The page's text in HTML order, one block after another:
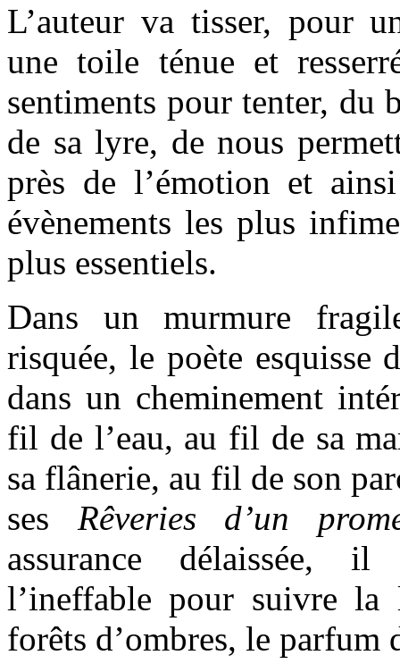
L’auteur va tisser, pour
une toile ténue et
sentiments pour tenter, du
de sa lyre, de nous
près de l’émotion et
évènements les plus
plus essentiels.
Dans un murmure
risquée, le poète esquisse
dans un cheminement
fil de l’eau, au fil de sa
sa flânerie, au fil de son
ses Rêveries d’un
assurance délaissée,
l’ineffable pour suivre
forêts d’ombres, le parfum